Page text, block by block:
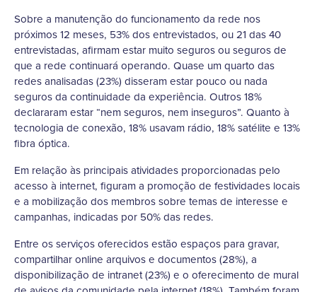
Sobre a manutenção do funcionamento da rede nos
próximos 12 meses, 53% dos entrevistados, ou 21 das 40
entrevistadas, afirmam estar muito seguros ou seguros de
que a rede continuará operando. Quase um quarto das
redes analisadas (23%) disseram estar pouco ou nada
seguros da continuidade da experiência. Outros 18%
declararam estar “nem seguros, nem inseguros”. Quanto à
tecnologia de conexão, 18% usavam rádio, 18% satélite e 13%
fibra óptica.
Em relação às principais atividades proporcionadas pelo
acesso à internet, figuram a promoção de festividades locais
e a mobilização dos membros sobre temas de interesse e
campanhas, indicadas por 50% das redes.
Entre os serviços oferecidos estão espaços para gravar,
compartilhar online arquivos e documentos (28%), a
disponibilização de intranet (23%) e o oferecimento de mural